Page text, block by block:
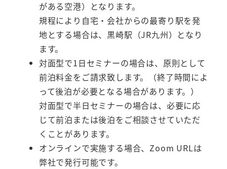
がある空港）となります。
規程により自宅・会社からの最寄り駅を発
地とする場合は、黒崎駅（JR九州）となり
ます。
対面型で1日セミナーの場合は、原則として
前泊料金をご請求致します。（終了時間によ
って後泊が必要となる場合があります。）
対面型で半日セミナーの場合は、必要に応
じて前泊または後泊をご相談させていただ
くことがあります。
オンラインで実施する場合、Zoom URLは
弊社で発行可能です。